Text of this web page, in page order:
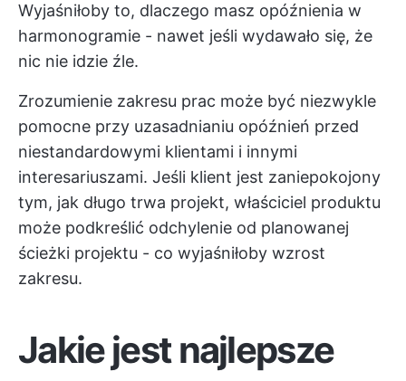
Wyjaśniłoby to, dlaczego masz opóźnienia w
harmonogramie - nawet jeśli wydawało się, że
nic nie idzie źle.
Zrozumienie zakresu prac może być niezwykle
pomocne przy uzasadnianiu opóźnień przed
niestandardowymi klientami i innymi
interesariuszami. Jeśli klient jest zaniepokojony
tym, jak długo trwa projekt, właściciel produktu
może podkreślić odchylenie od planowanej
ścieżki projektu - co wyjaśniłoby wzrost
zakresu.
Jakie jest najlepsze